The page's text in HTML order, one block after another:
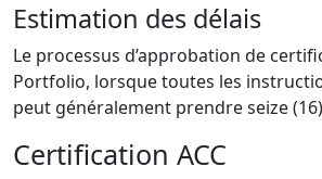
Estimation des délais
Le processus d’approbation de
Portfolio, lorsque toutes les
peut généralement prendre seize
Certification ACC